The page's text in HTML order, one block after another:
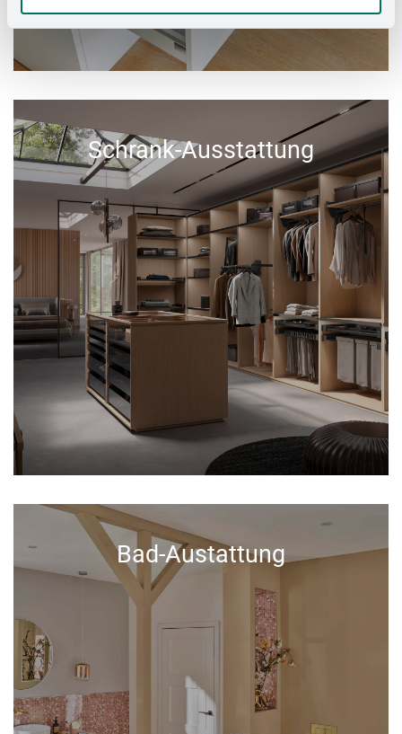
Schrank-Ausstattung
Bad-Austattung